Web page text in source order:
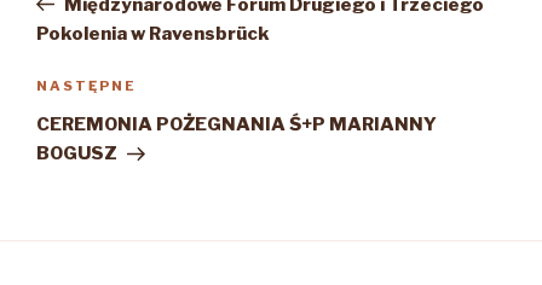
Międzynarodowe Forum Drugiego i Trzeciego
Pokolenia w Ravensbrück
Następny
wpis
NASTĘPNE
CEREMONIA POŻEGNANIA Ś+P MARIANNY
BOGUSZ